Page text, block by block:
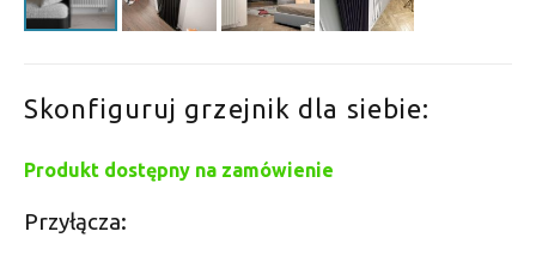
Skonfiguruj grzejnik dla siebie:
Produkt dostępny na zamówienie
Przyłącza: